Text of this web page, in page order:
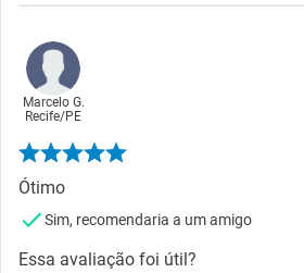
Marcelo G.
Recife/PE
Ótimo
Sim, recomendaria a um amigo
Essa avaliação foi útil?